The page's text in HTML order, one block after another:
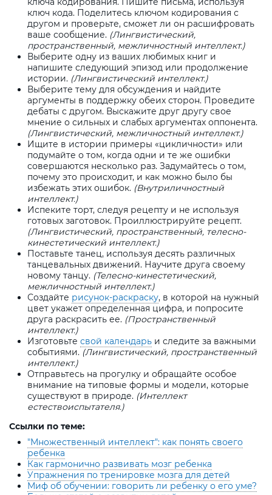
ключ кода. Поделитесь ключом кодирования с
другом и проверьте, сможет ли он расшифровать
ваше сообщение. (Лингвистический,
пространственный, межличностный интеллект.)
Выберите одну из ваших любимых книг и
напишите следующий эпизод или продолжение
истории. (Лингвистический интеллект.)
Выберите тему для обсуждения и найдите
аргументы в поддержку обеих сторон. Проведите
дебаты с другом. Выскажите друг другу свое
мнение о сильных и слабых аргументах оппонента.
(Лингвистический, межличностный интеллект.)
Ищите в истории примеры «цикличности» или
подумайте о том, когда одни и те же ошибки
совершаются несколько раз. Задумайтесь о том,
почему это происходит, и как можно было бы
избежать этих ошибок. (Внутриличностный
интеллект.)
Испеките торт, следуя рецепту и не используя
готовых заготовок. Проиллюстрируйте рецепт.
(Лингвистический, пространственный, телесно-
кинестетический интеллект.)
Поставьте танец, используя десять различных
танцевальных движений. Научите друга своему
новому танцу. (Телесно-кинестетический,
межличностный интеллект.)
Создайте рисунок-раскраску, в которой на нужный
цвет укажет определенная цифра, и попросите
друга раскрасить ее. (Пространственный
интеллект.)
Изготовьте свой календарь и следите за важными
событиями. (Лингвистический, пространственный
интеллект.)
Отправьтесь на прогулку и обращайте особое
внимание на типовые формы и модели, которые
существуют в природе. (Интеллект
естествоиспытателя.)
Ссылки по теме:
"Множественный интеллект": как понять своего
ребенка
Как гармонично развивать мозг ребенка
Упражнения по тренировке мозга для детей
Миф об обучении: говорить ли ребенку о его уме?